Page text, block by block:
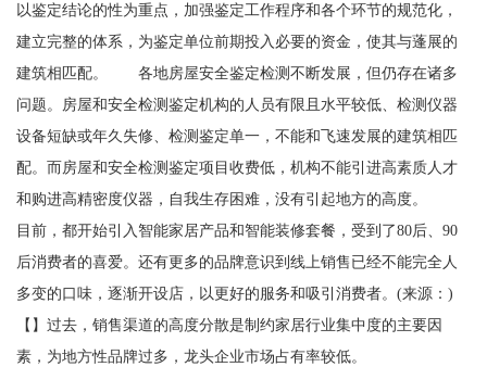
以鉴定结论的性为重点，加强鉴定工作程序和各个环节的规范化，
建立完整的体系，为鉴定单位前期投入必要的资金，使其与蓬展的
建筑相匹配。 各地房屋安全鉴定检测不断发展，但仍存在诸多
问题。房屋和安全检测鉴定机构的人员有限且水平较低、检测仪器
设备短缺或年久失修、检测鉴定单一，不能和飞速发展的建筑相匹
配。而房屋和安全检测鉴定项目收费低，机构不能引进高素质人才
和购进高精密度仪器，自我生存困难，没有引起地方的高度。
目前，都开始引入智能家居产品和智能装修套餐，受到了80后、90
后消费者的喜爱。还有更多的品牌意识到线上销售已经不能完全人
多变的口味，逐渐开设店，以更好的服务和吸引消费者。(来源：)
【】过去，销售渠道的高度分散是制约家居行业集中度的主要因
素，为地方性品牌过多，龙头企业市场占有率较低。